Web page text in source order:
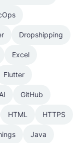
Dropshipping
Excel
Flutter
GitHub
HTML HTTPS
Java